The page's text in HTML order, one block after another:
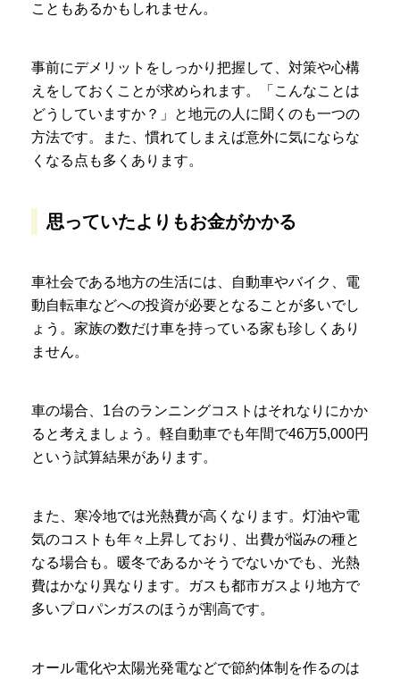
こともあるかもしれません。
事前にデメリットをしっかり把握して、対策や心構
えをしておくことが求められます。「こんなことは
どうしていますか？」と地元の人に聞くのも一つの
方法です。また、慣れてしまえば意外に気にならな
くなる点も多くあります。
思っていたよりもお金がかかる
車社会である地方の生活には、自動車やバイク、電
動自転車などへの投資が必要となることが多いでし
ょう。家族の数だけ車を持っている家も珍しくあり
ません。
車の場合、1台のランニングコストはそれなりにかか
ると考えましょう。軽自動車でも年間で46万5,000円
という試算結果があります。
また、寒冷地では光熱費が高くなります。灯油や電
気のコストも年々上昇しており、出費が悩みの種と
なる場合も。暖冬であるかそうでないかでも、光熱
費はかなり異なります。ガスも都市ガスより地方で
多いプロパンガスのほうが割高です。
オール電化や太陽光発電などで節約体制を作るのは